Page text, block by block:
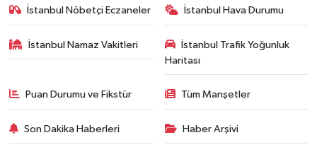
İstanbul Nöbetçi Eczaneler İstanbul Hava Durumu
İstanbul Namaz Vakitleri
İstanbul Trafik Yoğunluk
Haritası
Puan Durumu ve Fikstür Tüm Manşetler
Son Dakika Haberleri Haber Arşivi